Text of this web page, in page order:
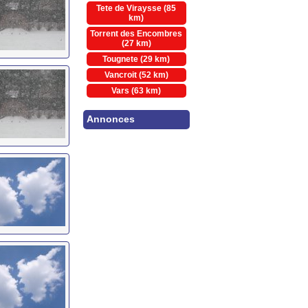
Tete de Viraysse (85
km)
Torrent des Encombres
(27 km)
Tougnete (29 km)
Vancroit (52 km)
Vars (63 km)
Annonces